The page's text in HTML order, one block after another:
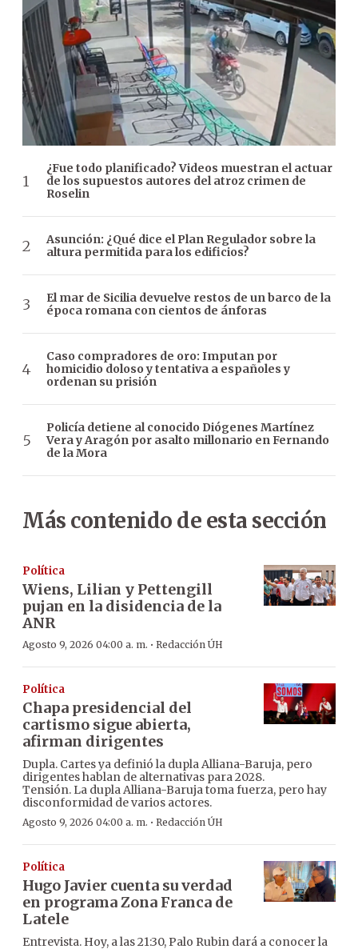
¿Fue todo planificado? Videos muestran el actuar
de los supuestos autores del atroz crimen de
Roselin
Asunción: ¿Qué dice el Plan Regulador sobre la
altura permitida para los edificios?
El mar de Sicilia devuelve restos de un barco de la
época romana con cientos de ánforas
Caso compradores de oro: Imputan por
homicidio doloso y tentativa a españoles y
ordenan su prisión
Policía detiene al conocido Diógenes Martínez
Vera y Aragón por asalto millonario en Fernando
de la Mora
Más contenido de esta sección
Política
Wiens, Lilian y Pettengill
pujan en la disidencia de la
ANR
Agosto 9, 2026 04:00 a. m. · Redacción ÚH
Política
Chapa presidencial del
cartismo sigue abierta,
afirman dirigentes
Dupla. Cartes ya definió la dupla Alliana-Baruja, pero
dirigentes hablan de alternativas para 2028.
Tensión. La dupla Alliana-Baruja toma fuerza, pero hay
disconformidad de varios actores.
Agosto 9, 2026 04:00 a. m. · Redacción ÚH
Política
Hugo Javier cuenta su verdad
en programa Zona Franca de
Latele
Entrevista. Hoy, a las 21:30, Palo Rubin dará a conocer la